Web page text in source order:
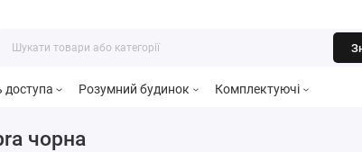
доступа Розумний будинок Комплектуючі
чорна